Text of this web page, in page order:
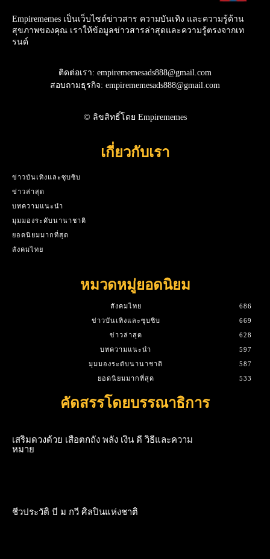
Empirememes เป็นเว็บไซต์ข่าวสาร ความบันเทิง และความรู้ด้าน
สุขภาพของคุณ เราให้ข้อมูลข่าวสารล่าสุดและความรู้ตรงจากเท
รนด์
ติดต่อเรา: empirememesads888@gmail.com
สอบถามธุรกิจ: empirememesads888@gmail.com
© ลิขสิทธิ์โดย Empirememes
เกี่ยวกับเรา
ข่าวบันเทิงและซุบซิบ
ข่าวล่าสุด
บทความแนะนำ
มุมมองระดับนานาชาติ
ยอดนิยมมากที่สุด
สังคมไทย
หมวดหมู่ยอดนิยม
สังคมไทย
686
ข่าวบันเทิงและซุบซิบ
669
ข่าวล่าสุด
628
บทความแนะนำ
597
มุมมองระดับนานาชาติ
587
ยอดนิยมมากที่สุด
533
คัดสรรโดยบรรณาธิการ
เสริมดวงด้วย เสือตกถัง พลัง เงิน ดี วิธีและความ
หมาย
ชีวประวัติ บี ม กวี ศิลปินแห่งชาติ